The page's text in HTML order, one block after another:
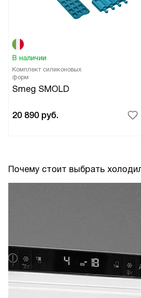
В наличии
Комплект силиконовых
форм
Smeg SMOLD
20 890 руб.
Почему стоит выбрать